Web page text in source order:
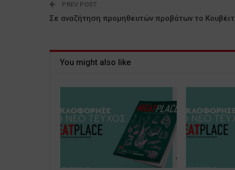
PREV POST
Σε αναζήτηση προμηθευτών προβάτων το Κουβέιτ
You might also like